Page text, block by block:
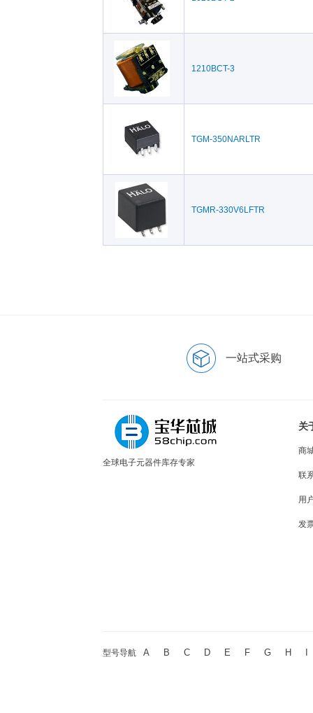
1210BCT-3
TGM-350NARLTR
TGMR-330V6LFTR
一站式采购
全球电子元器件库存专家
关
商
联
用
发
型号导航 A B C D E F G H